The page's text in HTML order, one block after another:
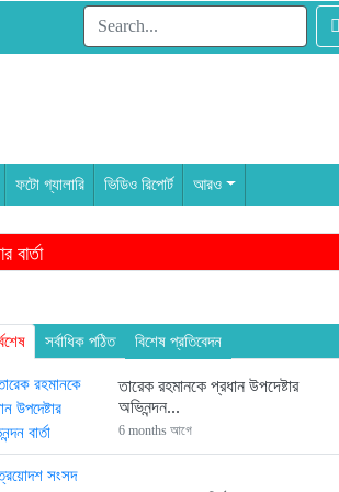
ফটো গ্যালারি ভিডিও রিপোর্ট আরও
বার্তা
৩ এমপি
সর্বাধিক পঠিত বিশেষ প্রতিবেদন
তারেক রহমানকে প্রধান উপদেষ্টার
অভিনন্দন...
6 months আগে